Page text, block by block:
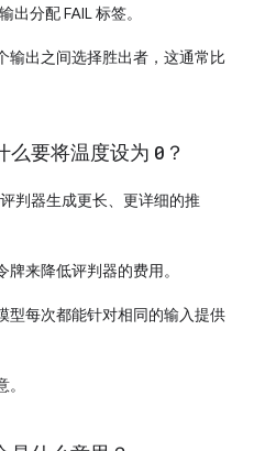
分配 FAIL 标签。
输出之间选择胜出者，这通常比
么要将温度设为 0 ？
判器生成更长、更详细的推
来降低评判器的费用。
型每次都能针对相同的输入提供